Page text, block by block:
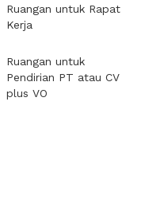
Ruangan untuk Rapat
Kerja
Ruangan untuk
Pendirian PT atau CV
plus VO